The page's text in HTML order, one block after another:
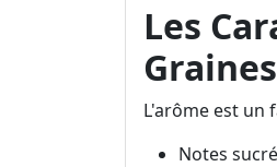
Les
L'arôme est un
Notes